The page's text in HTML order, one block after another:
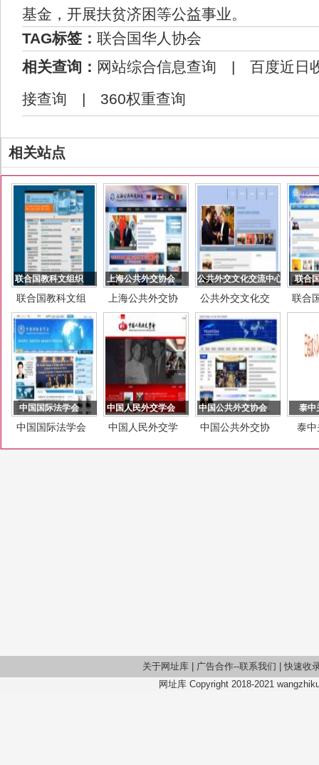
基金，开展扶贫济困等公益事业。
TAG标签： 联合国华人协会
相关查询： 网站综合信息查询 | 百度近日
接查询 | 360权重查询
相关站点
联合国教科文组织
联合国教科文组
织
上海公共外交协会
上海公共外交协
会
公共外交文化交流中心
公共外交文化交
流中心
联合
联合
中国国际法学会
中国国际法学会
中国人民外交学会
中国人民外交学
中国公共外交协会
中国公共外交协
泰中
泰中
关于网址库 广告合作--联系我们
快速收
网址库 Copyright 2018-2021